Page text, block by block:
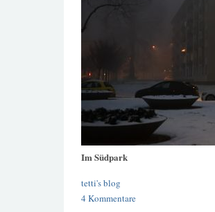
Im Südpark
tetti's blog
4 Kommentare